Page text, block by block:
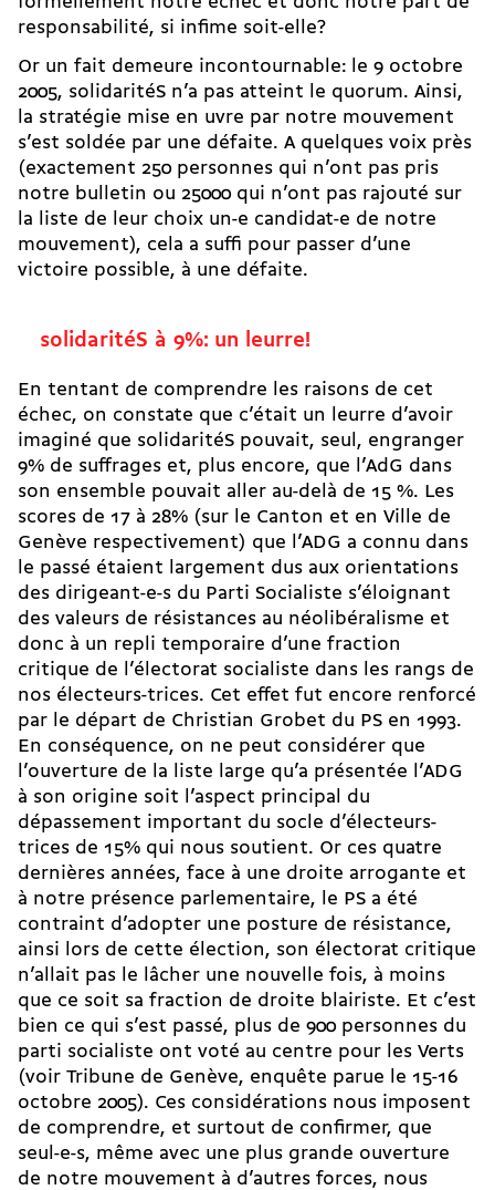
responsabilité, si infime soit-elle?
Or un fait demeure incontournable: le 9 octobre
2005, solidaritéS n’a pas atteint le quorum. Ainsi,
la stratégie mise en uvre par notre mouvement
s’est soldée par une défaite. A quelques voix près
(exactement 250 personnes qui n’ont pas pris
notre bulletin ou 25000 qui n’ont pas rajouté sur
la liste de leur choix un-e candidat-e de notre
mouvement), cela a suffi pour passer d’une
victoire possible, à une défaite.
solidaritéS à 9%: un leurre!
En tentant de comprendre les raisons de cet
échec, on constate que c’était un leurre d’avoir
imaginé que solidaritéS pouvait, seul, engranger
9% de suffrages et, plus encore, que l’AdG dans
son ensemble pouvait aller au-delà de 15 %. Les
scores de 17 à 28% (sur le Canton et en Ville de
Genève respectivement) que l’ADG a connu dans
le passé étaient largement dus aux orientations
des dirigeant-e-s du Parti Socialiste s’éloignant
des valeurs de résistances au néolibéralisme et
donc à un repli temporaire d’une fraction
critique de l’électorat socialiste dans les rangs de
nos électeurs-trices. Cet effet fut encore renforcé
par le départ de Christian Grobet du PS en 1993.
En conséquence, on ne peut considérer que
l’ouverture de la liste large qu’a présentée l’ADG
à son origine soit l’aspect principal du
dépassement important du socle d’électeurs-
trices de 15% qui nous soutient. Or ces quatre
dernières années, face à une droite arrogante et
à notre présence parlementaire, le PS a été
contraint d’adopter une posture de résistance,
ainsi lors de cette élection, son électorat critique
n’allait pas le lâcher une nouvelle fois, à moins
que ce soit sa fraction de droite blairiste. Et c’est
bien ce qui s’est passé, plus de 900 personnes du
parti socialiste ont voté au centre pour les Verts
(voir Tribune de Genève, enquête parue le 15-16
octobre 2005). Ces considérations nous imposent
de comprendre, et surtout de confirmer, que
seul-e-s, même avec une plus grande ouverture
de notre mouvement à d’autres forces, nous